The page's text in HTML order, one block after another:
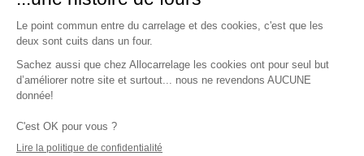
Moyens de paiement acceptés
Pays
Luxembourg (EUR €)
© 2026